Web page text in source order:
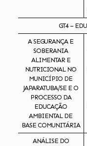
GT4 –
A SEGURANÇA E
SOBERANIA
ALIMENTAR E
NUTRICIONAL NO
MUNICÍPIO DE
JAPARATUBA/SE E O
PROCESSO DA
EDUCAÇÃO
AMBIENTAL DE
BASE COMUNITÁRIA
ANÁLISE DO